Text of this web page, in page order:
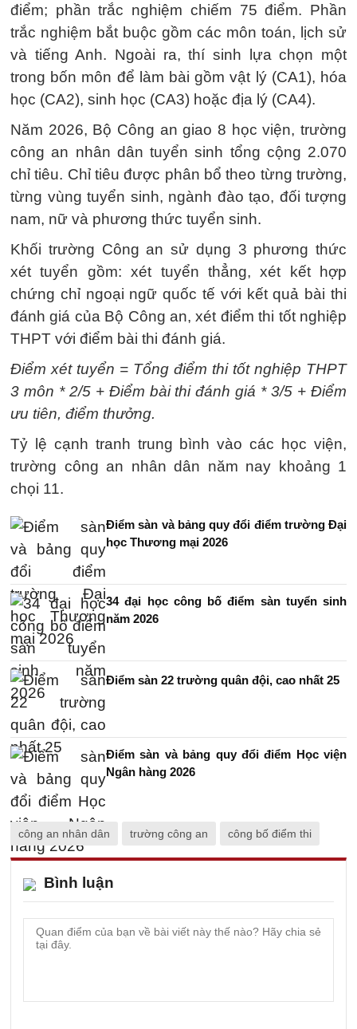
điểm; phần trắc nghiệm chiếm 75 điểm. Phần
trắc nghiệm bắt buộc gồm các môn toán, lịch sử
và tiếng Anh. Ngoài ra, thí sinh lựa chọn một
trong bốn môn để làm bài gồm vật lý (CA1), hóa
học (CA2), sinh học (CA3) hoặc địa lý (CA4).
Năm 2026, Bộ Công an giao 8 học viện, trường
công an nhân dân tuyển sinh tổng cộng 2.070
chỉ tiêu. Chỉ tiêu được phân bổ theo từng trường,
từng vùng tuyển sinh, ngành đào tạo, đối tượng
nam, nữ và phương thức tuyển sinh.
Khối trường Công an sử dụng 3 phương thức
xét tuyển gồm: xét tuyển thẳng, xét kết hợp
chứng chỉ ngoại ngữ quốc tế với kết quả bài thi
đánh giá của Bộ Công an, xét điểm thi tốt nghiệp
THPT với điểm bài thi đánh giá.
Điểm xét tuyển = Tổng điểm thi tốt nghiệp THPT
3 môn * 2/5 + Điểm bài thi đánh giá * 3/5 + Điểm
ưu tiên, điểm thưởng.
Tỷ lệ cạnh tranh trung bình vào các học viện,
trường công an nhân dân năm nay khoảng 1
chọi 11.
Điểm sàn và bảng quy đổi điểm trường Đại
học Thương mại 2026
34 đại học công bố điểm sàn tuyển sinh
năm 2026
Điểm sàn 22 trường quân đội, cao nhất 25
Điểm sàn và bảng quy đổi điểm Học viện
Ngân hàng 2026
công an nhân dân trường công an công bố điểm thi
Bình luận